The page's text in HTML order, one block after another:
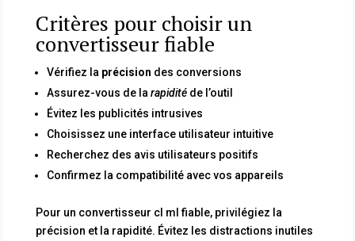
Critères pour choisir un
convertisseur fiable
Vérifiez la précision des conversions
Assurez-vous de la rapiditéde l’outil
Évitez les publicités intrusives
Choisissez une interface utilisateur intuitive
Recherchez des avis utilisateurs positifs
Confirmez la compatibilité avec vos appareils
Pour un convertisseur cl ml fiable, privilégiez la
précision et la rapidité. Évitez les distractions inutiles